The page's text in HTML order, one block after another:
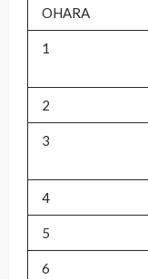
OHARA
1
2
3
4
5
6